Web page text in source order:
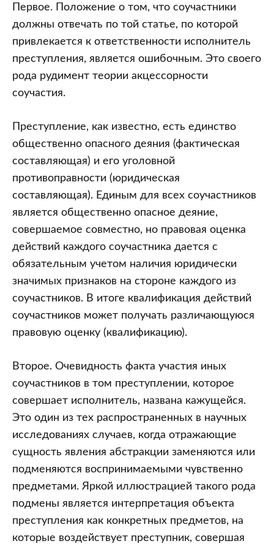
Первое. Положение о том, что соучастники
должны отвечать по той статье, по которой
привлекается к ответственности исполнитель
преступления, является ошибочным. Это своего
рода рудимент теории акцессорности
соучастия.
Преступление, как известно, есть единство
общественно опасного деяния (фактическая
составляющая) и его уголовной
противоправности (юридическая
составляющая). Единым для всех соучастников
является общественно опасное деяние,
совершаемое совместно, но правовая оценка
действий каждого соучастника дается с
обязательным учетом наличия юридически
значимых признаков на стороне каждого из
соучастников. В итоге квалификация действий
соучастников может получать различающуюся
правовую оценку (квалификацию).
Второе. Очевидность факта участия иных
соучастников в том преступлении, которое
совершает исполнитель, названа кажущейся.
Это один из тех распространенных в научных
исследованиях случаев, когда отражающие
сущность явления абстракции заменяются или
подменяются воспринимаемыми чувственно
предметами. Яркой иллюстрацией такого рода
подмены является интерпретация объекта
преступления как конкретных предметов, на
которые воздействует преступник, совершая